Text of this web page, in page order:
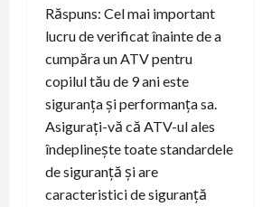
Răspuns: Cel mai important
lucru de verificat înainte de a
cumpăra un ATV pentru
copilul tău de 9 ani este
siguranța și performanța sa.
Asigurați-vă că ATV-ul ales
îndeplinește toate standardele
de siguranță și are
caracteristici de siguranță